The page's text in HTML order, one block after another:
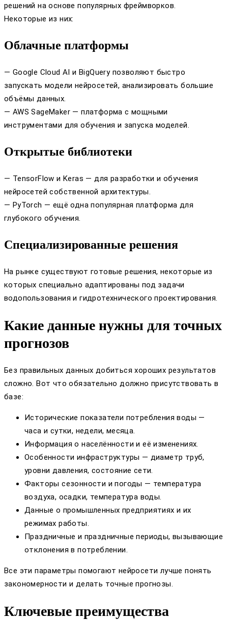
решений на основе популярных фреймворков.
Некоторые из них:
Облачные платформы
— Google Cloud AI и BigQuery позволяют быстро
запускать модели нейросетей, анализировать большие
объёмы данных.
— AWS SageMaker — платформа с мощными
инструментами для обучения и запуска моделей.
Открытые библиотеки
— TensorFlow и Keras — для разработки и обучения
нейросетей собственной архитектуры.
— PyTorch — ещё одна популярная платформа для
глубокого обучения.
Специализированные решения
На рынке существуют готовые решения, некоторые из
которых специально адаптированы под задачи
водопользования и гидро­технического проектирования.
Какие данные нужны для точных
прогнозов
Без правильных данных добиться хороших результатов
сложно. Вот что обязательно должно присутствовать в
базе:
Исторические показатели потребления воды —
часа и сутки, недели, месяца.
Информация о населённости и её изменениях.
Особенности инфраструктуры — диаметр труб,
уровни давления, состояние сети.
Факторы сезонности и погоды — температура
воздуха, осадки, температура воды.
Данные о промышленных предприятиях и их
режимах работы.
Праздничные и праздничные периоды, вызывающие
отклонения в потреблении.
Все эти параметры помогают нейросети лучше понять
закономерности и делать точные прогнозы.
Ключевые преимущества